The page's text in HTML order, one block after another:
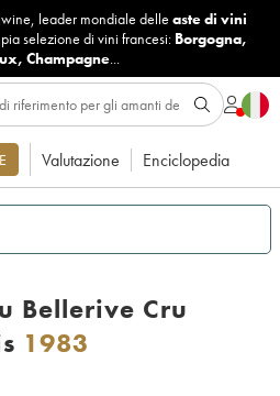
leader mondiale delle aste di vini
selezione di vini francesi: Borgogna,
, Champagne...
Valutazione Enciclopedia
Bellerive Cru
1983